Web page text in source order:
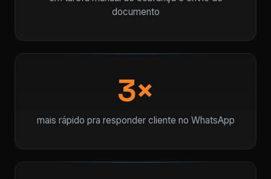
documento
3×
mais rápido pra responder cliente no WhatsApp